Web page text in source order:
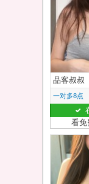
品客叔叔
一对多8点
看免